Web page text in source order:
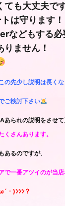
も大丈夫で
は守ります！
などもする必
りません！
の先少し説明は長く
ご検討下さい
られの説明をさせて
くさんあります。
あるのですが、
で一番アツイのが当店
・)ﾝﾝﾝ？